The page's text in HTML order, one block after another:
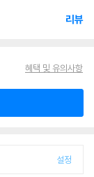
리뷰
혜택 및 유의사항
설정